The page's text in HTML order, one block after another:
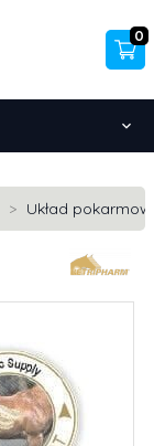
0
Układ